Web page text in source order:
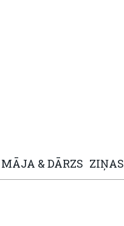
MĀJA & DĀRZS ZIŅAS